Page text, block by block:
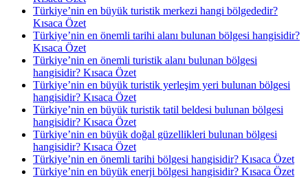
Türkiye’nin en büyük turistik merkezi hangi bölgededir?
Kısaca Özet
Türkiye’nin en önemli tarihi alanı bulunan bölgesi hangisidir?
Kısaca Özet
Türkiye’nin en önemli turistik alanı bulunan bölgesi
hangisidir? Kısaca Özet
Türkiye’nin en büyük turistik yerleşim yeri bulunan bölgesi
hangisidir? Kısaca Özet
Türkiye’nin en büyük turistik tatil beldesi bulunan bölgesi
hangisidir? Kısaca Özet
Türkiye’nin en büyük doğal güzellikleri bulunan bölgesi
hangisidir? Kısaca Özet
Türkiye’nin en önemli tarihi bölgesi hangisidir? Kısaca Özet
Türkiye’nin en büyük enerji bölgesi hangisidir? Kısaca Özet